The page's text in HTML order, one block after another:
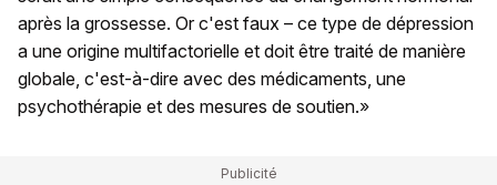
après la grossesse. Or c'est faux – ce type de dépression
a une origine multifactorielle et doit être traité de manière
globale, c'est-à-dire avec des médicaments, une
psychothérapie et des mesures de soutien.»